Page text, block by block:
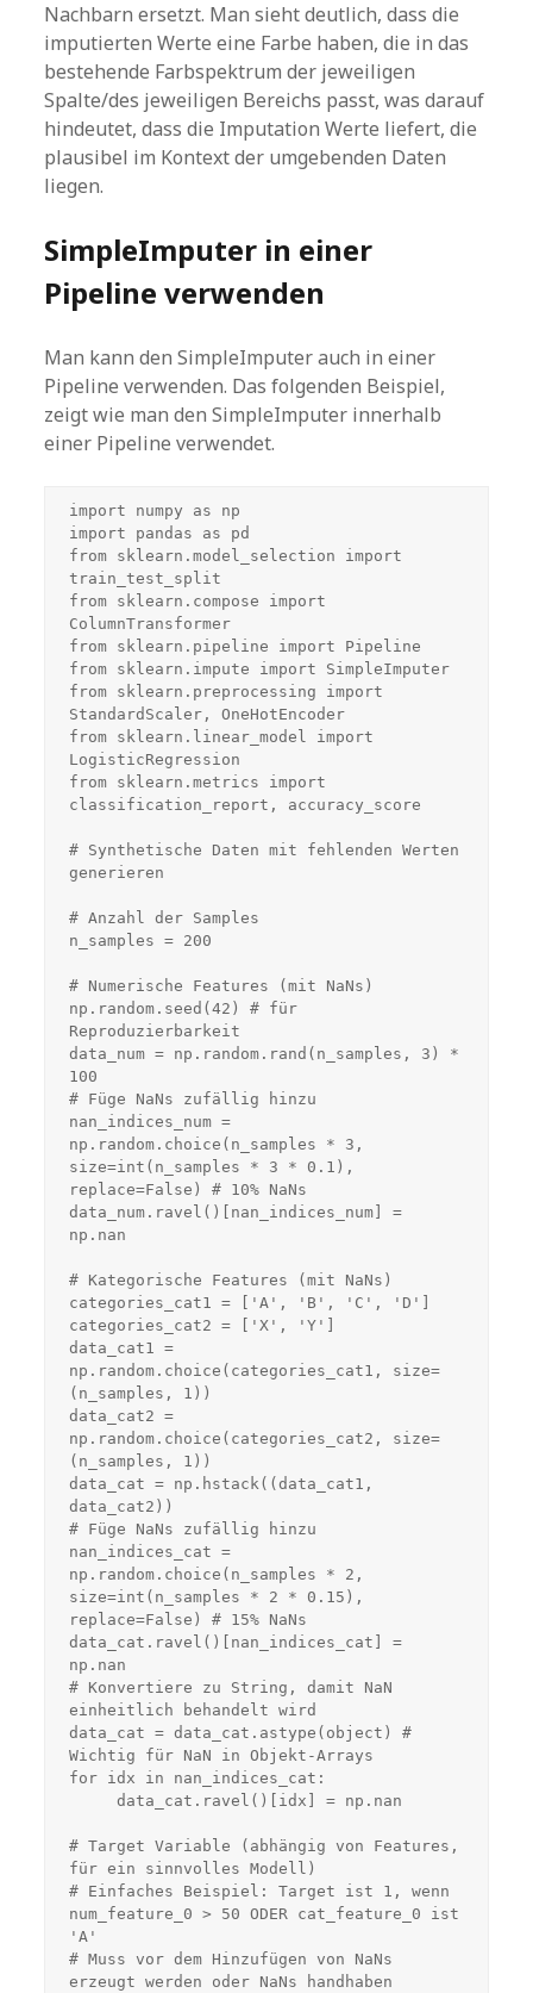
Nachbarn ersetzt. Man sieht deutlich, dass die
imputierten Werte eine Farbe haben, die in das
bestehende Farbspektrum der jeweiligen
Spalte/des jeweiligen Bereichs passt, was darauf
hindeutet, dass die Imputation Werte liefert, die
plausibel im Kontext der umgebenden Daten
liegen.
SimpleImputer in einer
Pipeline verwenden
Man kann den SimpleImputer auch in einer
Pipeline verwenden. Das folgenden Beispiel,
zeigt wie man den SimpleImputer innerhalb
einer Pipeline verwendet.
import numpy as np
import pandas as pd
from sklearn.model_selection import
train_test_split
from sklearn.compose import
ColumnTransformer
from sklearn.pipeline import Pipeline
from sklearn.impute import SimpleImputer
from sklearn.preprocessing import
StandardScaler, OneHotEncoder
from sklearn.linear_model import
LogisticRegression
from sklearn.metrics import
classification_report, accuracy_score
# Synthetische Daten mit fehlenden Werten
generieren
# Anzahl der Samples
n_samples = 200
# Numerische Features (mit NaNs)
np.random.seed(42) # für
Reproduzierbarkeit
data_num = np.random.rand(n_samples, 3) *
100
# Füge NaNs zufällig hinzu
nan_indices_num =
np.random.choice(n_samples * 3,
size=int(n_samples * 3 * 0.1),
replace=False) # 10% NaNs
data_num.ravel()[nan_indices_num] =
np.nan
# Kategorische Features (mit NaNs)
categories_cat1 = ['A', 'B', 'C', 'D']
categories_cat2 = ['X', 'Y']
data_cat1 =
np.random.choice(categories_cat1, size=
(n_samples, 1))
data_cat2 =
np.random.choice(categories_cat2, size=
(n_samples, 1))
data_cat = np.hstack((data_cat1,
data_cat2))
# Füge NaNs zufällig hinzu
nan_indices_cat =
np.random.choice(n_samples * 2,
size=int(n_samples * 2 * 0.15),
replace=False) # 15% NaNs
data_cat.ravel()[nan_indices_cat] =
np.nan
# Konvertiere zu String, damit NaN
einheitlich behandelt wird
data_cat = data_cat.astype(object) #
Wichtig für NaN in Objekt-Arrays
for idx in nan_indices_cat:
# Target Variable (abhängig von Features,
für ein sinnvolles Modell)
# Einfaches Beispiel: Target ist 1, wenn
num_feature_0 > 50 ODER cat_feature_0 ist
'A'
# Muss vor dem Hinzufügen von NaNs
erzeugt werden oder NaNs handhaben